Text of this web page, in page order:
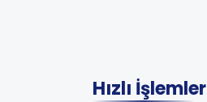
Hızlı İşlemler